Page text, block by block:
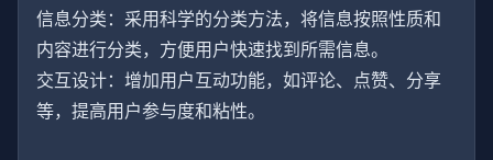
信息分类：采用科学的分类方法，将信息按照性质和
内容进行分类，方便用户快速找到所需信息。
交互设计：增加用户互动功能，如评论、点赞、分享
等，提高用户参与度和粘性。